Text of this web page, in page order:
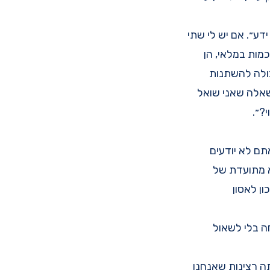
אם יש לי שתי
במלאי, הן
להשתנות
שאני שואל
לא יודעים
מתועדת של
לאסון
בלי לשאול
רצינות שאנחנו